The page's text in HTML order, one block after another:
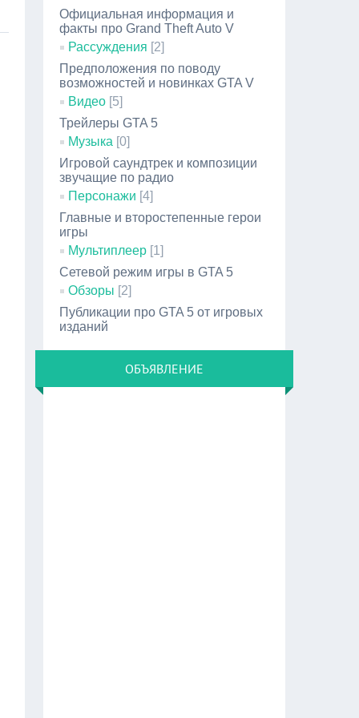
Официальная информация и
факты про Grand Theft Auto V
Рассуждения [2]
Предположения по поводу
возможностей и новинках GTA V
Видео [5]
Трейлеры GTA 5
Музыка [0]
Игровой саундтрек и композиции
звучащие по радио
Персонажи [4]
Главные и второстепенные герои
игры
Мультиплеер [1]
Сетевой режим игры в GTA 5
Обзоры [2]
Публикации про GTA 5 от игровых
изданий
ОБЪЯВЛЕНИЕ